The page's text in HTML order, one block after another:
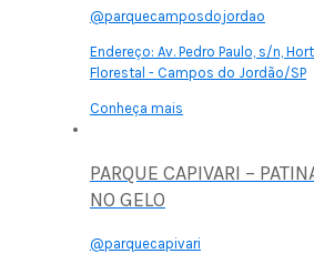
@parquecamposdojordao
Endereço: Av. Pedro Paulo, s/n,
Florestal - Campos do Jordão/SP
Conheça mais
PARQUE CAPIVARI –
NO GELO
@parquecapivari